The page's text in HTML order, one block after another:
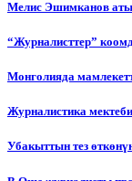
Мелис Эшимканов
“Журналисттер”
Монголияда
Журналистика
Убакыттын тез